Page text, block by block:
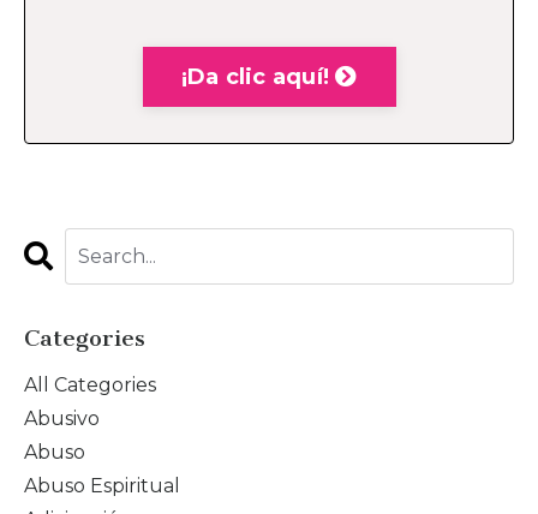
¡Da clic aquí!
Categories
All Categories
Abusivo
Abuso
Abuso Espiritual